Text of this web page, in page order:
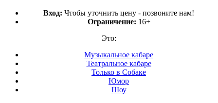
Вход: Чтобы уточнить цену - позвоните нам!
Ограничение: 16+
Это:
Музыкальное кабаре
Театральное кабаре
Только в Собаке
Юмор
Шоу